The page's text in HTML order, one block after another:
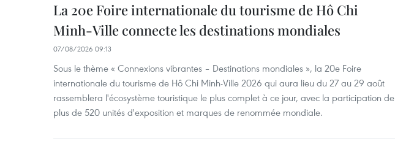
La 20e Foire internationale du tourisme de Hô Chi
Minh-Ville connecte les destinations mondiales
07/08/2026 09:13
Sous le thème « Connexions vibrantes – Destinations mondiales », la 20e Foire
internationale du tourisme de Hô Chi Minh-Ville 2026 qui aura lieu du 27 au 29 août
rassemblera l'écosystème touristique le plus complet à ce jour, avec la participation de
plus de 520 unités d'exposition et marques de renommée mondiale.